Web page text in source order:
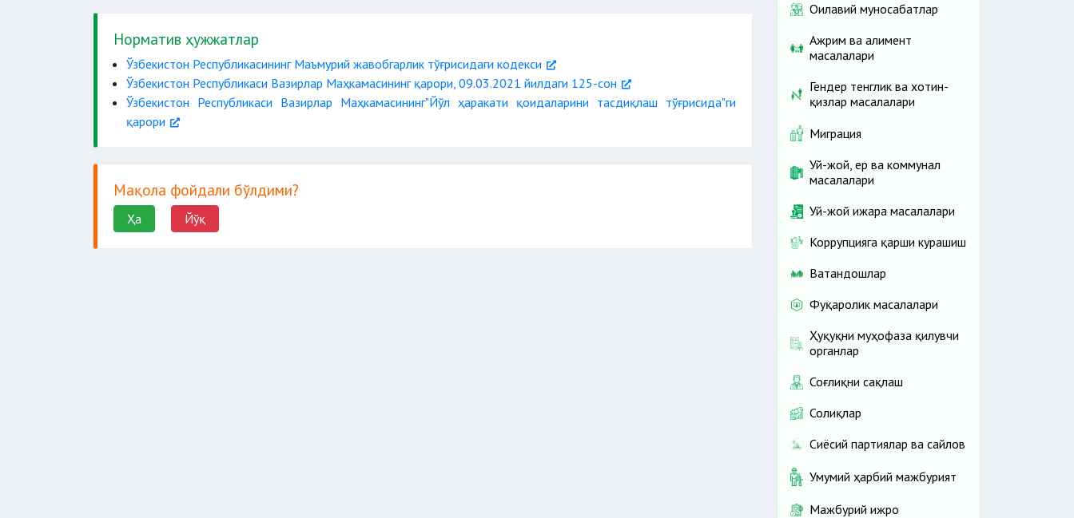
Норматив ҳужжатлар
Ўзбекистон Республикасининг Маъмурий жавобгарлик тўғрисидаги кодекси
Ўзбекистон Республикаси Вазирлар Маҳкамасининг қарори, 09.03.2021 йилдаги 125-сон
Ўзбекистон Республикаси Вазирлар Маҳкамасининг"Йўл ҳаракати қоидаларини тасдиқлаш тўғрисида"ги
қарори
Мақола фойдали бўлдими?
Ҳа Йўқ
Оилавий муносабатлар
Ажрим ва алимент
масалалари
Гендер тенглик ва хотин-
қизлар масалалари
Миграция
Уй-жой, ер ва коммунал
масалалари
Уй-жой ижара масалалари
Коррупцияга қарши курашиш
Ватандошлар
Фуқаролик масалалари
Ҳуқуқни муҳофаза қилувчи
органлар
Соғлиқни сақлаш
Солиқлар
Сиёсий партиялар ва сайлов
Умумий ҳарбий мажбурият
Мажбурий ижро